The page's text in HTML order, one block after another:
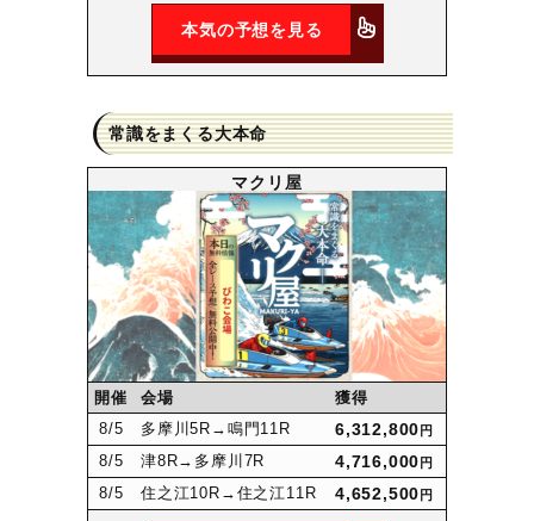
本気の予想を見る
常識をまくる大本命
マクリ屋
開催 会場
獲得
8/5 多摩川5R →鳴門11R 6,312,800 円
8/5 津8R→多摩川7R 4,716,000 円
8/5 住之江10R →住之江11R 4,652,500 円